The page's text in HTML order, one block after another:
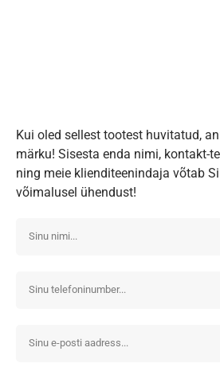
Kui oled sellest tootest huvitatud,
märku! Sisesta enda nimi, kontakt-
ning meie klienditeenindaja võtab
võimalusel ühendust!